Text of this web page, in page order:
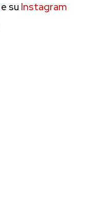
e su Instagram